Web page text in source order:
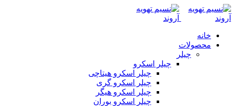
خانه
محصولات
چیلر
چیلر اسکرو
چیلر اسکرو هیتاچی
چیلر اسکرو گری
چیلر اسکرو هیگر
چیلر اسکرو بوران